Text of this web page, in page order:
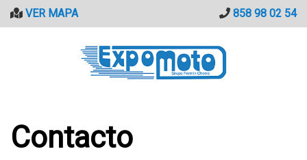
SaltarVER MAPA 858 98 02 54
Contacto